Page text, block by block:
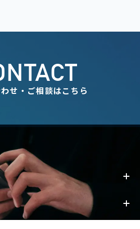
せ・ご相談はこちら